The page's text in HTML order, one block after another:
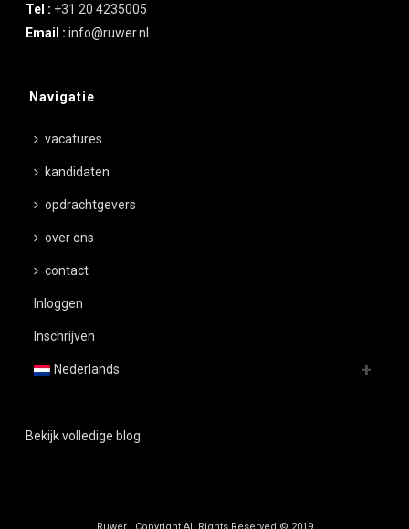
Tel : +31 20 4235005
Email :info@ruwer.nl
Navigatie
vacatures
kandidaten
opdrachtgevers
over ons
contact
Inloggen
Inschrijven
Nederlands
Bekijk volledige blog
Ruwer | Copyright All Rights Reserved © 2019